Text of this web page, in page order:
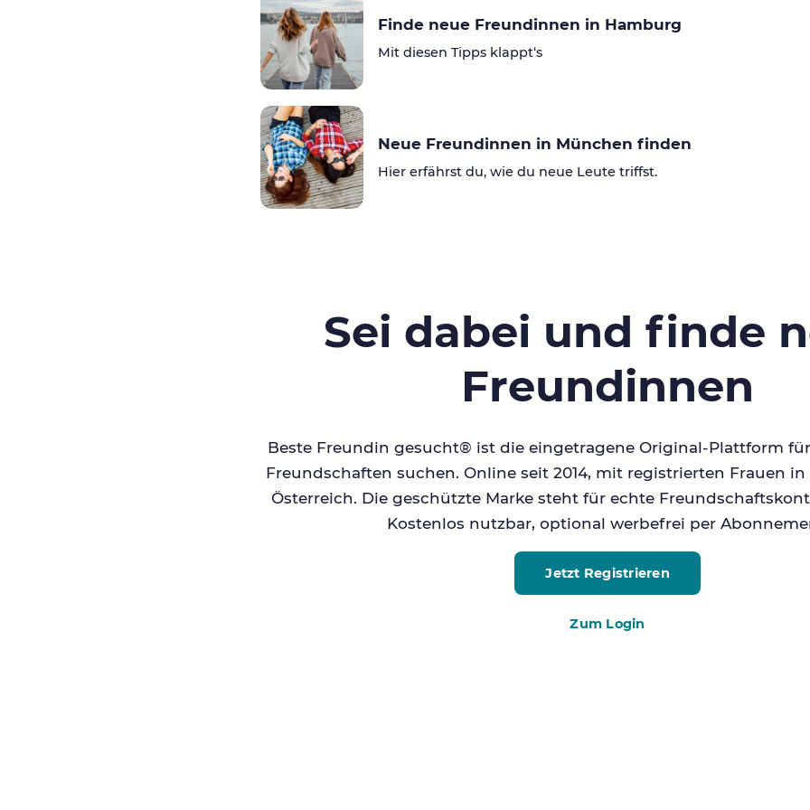
Finde neue Freundinnen in Hamburg
Mit diesen Tipps klappt‘s
Neue Freundinnen in München finden
Hier erfährst du, wie du neue Leute triffst.
Sei dabei und finde
Freundinnen
Beste Freundin gesucht® ist die eingetragene Original-Plattform
Freundschaften suchen. Online seit 2014, mit registrierten Frauen
Österreich. Die geschützte Marke steht für echte
Kostenlos nutzbar, optional werbefrei per
Jetzt Registrieren
Zum Login